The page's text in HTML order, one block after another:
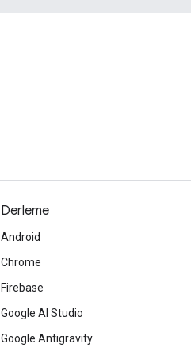
Derleme
Android
Chrome
Firebase
Google AI Studio
Google Antigravity